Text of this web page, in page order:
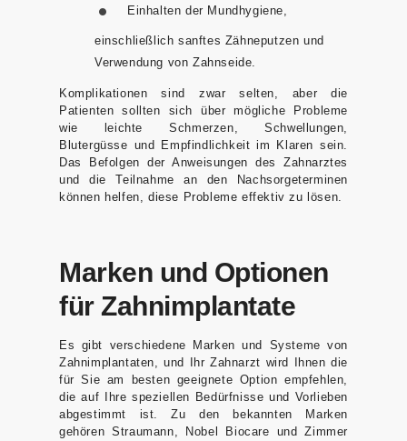
Einhalten der Mundhygiene,
einschließlich sanftes Zähneputzen und
Verwendung von Zahnseide.
Komplikationen sind zwar selten, aber die
Patienten sollten sich über mögliche Probleme
wie leichte Schmerzen, Schwellungen,
Blutergüsse und Empfindlichkeit im Klaren sein.
Das Befolgen der Anweisungen des Zahnarztes
und die Teilnahme an den Nachsorgeterminen
können helfen, diese Probleme effektiv zu lösen.
Marken und Optionen
für Zahnimplantate
Es gibt verschiedene Marken und Systeme von
Zahnimplantaten, und Ihr Zahnarzt wird Ihnen die
für Sie am besten geeignete Option empfehlen,
die auf Ihre speziellen Bedürfnisse und Vorlieben
abgestimmt ist. Zu den bekannten Marken
gehören Straumann, Nobel Biocare und Zimmer